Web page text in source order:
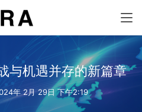
与机遇并存的新篇章
年 2月 29日 下午2:19